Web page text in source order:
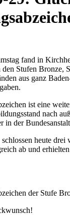
fand in
Stufen Bronze,
aus ganz
ist eine
nach
in der
heute
ab und
der Stufe